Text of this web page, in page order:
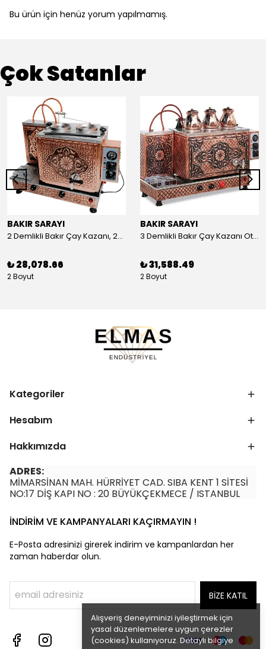
Alışveriş deneyiminizi iyileştirmek için
yasal düzenlemelere uygun çerezler
(cookies) kullanıyoruz. Detaylı bilgiye
Bu ürün için henüz yorum yapılmamış.
Çok Satanlar
BAKIR SARAYI
2 Demlikli Bakır Çay Kazanı, 25 Litre
₺ 28,078.66
2 Boyut
BAKIR SARAYI
3 Demlikli Bakır Çay Kazanı Otomatik, 30 Litre
₺ 31,588.49
2 Boyut
Kategoriler
Hesabım
Hakkımızda
ADRES:
MİMARSİNAN MAH. HÜRRİYET CAD. SIBA KENT 1 SİTESİ
NO:17 DİŞ KAPI NO : 20 BÜYÜKÇEKMECE / ISTANBUL
İNDİRİM VE KAMPANYALARI KAÇIRMAYIN !
E-Posta adresinizi girerek indirim ve kampanlardan her
zaman haberdar olun.
BİZE KATIL